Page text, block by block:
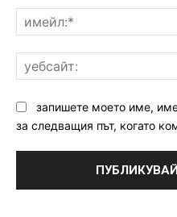
запишете моето име,
за следващия път, когато